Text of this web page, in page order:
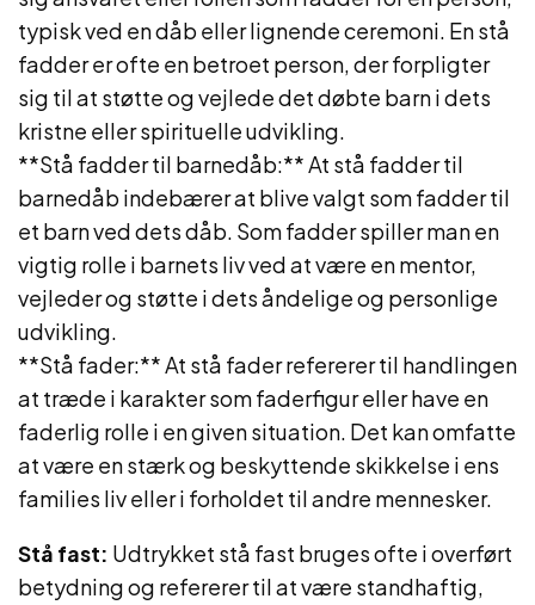
typisk ved en dåb eller lignende ceremoni. En stå
fadder er ofte en betroet person, der forpligter
sig til at støtte og vejlede det døbte barn i dets
kristne eller spirituelle udvikling.
**Stå fadder til barnedåb:** At stå fadder til
barnedåb indebærer at blive valgt som fadder til
et barn ved dets dåb. Som fadder spiller man en
vigtig rolle i barnets liv ved at være en mentor,
vejleder og støtte i dets åndelige og personlige
udvikling.
**Stå fader:** At stå fader refererer til handlingen
at træde i karakter som faderfigur eller have en
faderlig rolle i en given situation. Det kan omfatte
at være en stærk og beskyttende skikkelse i ens
families liv eller i forholdet til andre mennesker.
Stå fast: Udtrykket stå fast bruges ofte i overført
betydning og refererer til at være standhaftig,